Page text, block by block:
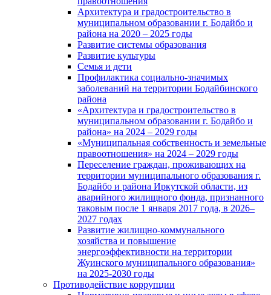
Архитектура и градостроительство в
муниципальном образовании г. Бодайбо и
района на 2020 – 2025 годы
Развитие системы образования
Развитие культуры
Семья и дети
Профилактика социально-значимых
заболеваний на территории Бодайбинского
района
«Архитектура и градостроительство в
муниципальном образовании г. Бодайбо и
района» на 2024 – 2029 годы
«Муниципальная собственность и земельные
правоотношения» на 2024 – 2029 годы
Переселение граждан, проживающих на
территории муниципального образования г.
Бодайбо и района Иркутской области, из
аварийного жилищного фонда, признанного
таковым после 1 января 2017 года, в 2026–
2027 годах
Развитие жилищно-коммунального
хозяйства и повышение
энергоэффективности на территории
Жуинского муниципального образования»
на 2025-2030 годы
Противодействие коррупции